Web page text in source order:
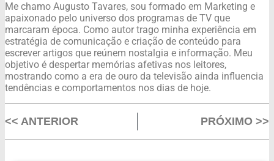
Me chamo Augusto Tavares, sou formado em Marketing e
apaixonado pelo universo dos programas de TV que
marcaram época. Como autor trago minha experiência em
estratégia de comunicação e criação de conteúdo para
escrever artigos que reúnem nostalgia e informação. Meu
objetivo é despertar memórias afetivas nos leitores,
mostrando como a era de ouro da televisão ainda influencia
tendências e comportamentos nos dias de hoje.
<< ANTERIOR PRÓXIMO >>